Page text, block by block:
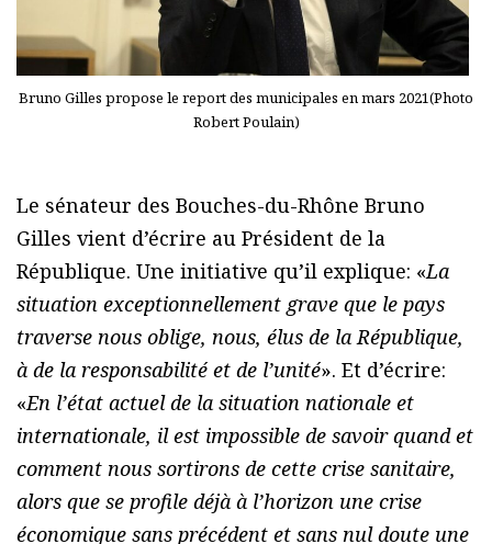
Bruno Gilles propose le report des municipales en mars 2021(Photo
Robert Poulain)
Le sénateur des Bouches-du-Rhône Bruno
Gilles vient d’écrire au Président de la
République. Une initiative qu’il explique: «La
situation exceptionnellement grave que le pays
traverse nous oblige, nous, élus de la République,
à de la responsabilité et de l’unité». Et d’écrire:
«En l’état actuel de la situation nationale et
internationale, il est impossible de savoir quand et
comment nous sortirons de cette crise sanitaire,
alors que se profile déjà à l’horizon une crise
économique sans précédent et sans nul doute une